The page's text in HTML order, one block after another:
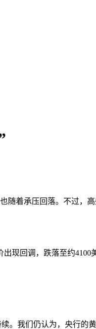
随着承压回落。不过，
现回调，跌落至约
。我们仍认为，央行的